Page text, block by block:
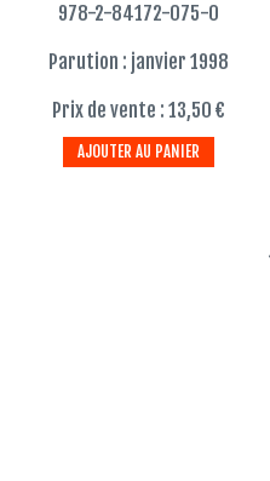
978-2-84172-075-0
Parution : janvier 1998
Prix de vente : 13,50 €
AJOUTER AU PANIER